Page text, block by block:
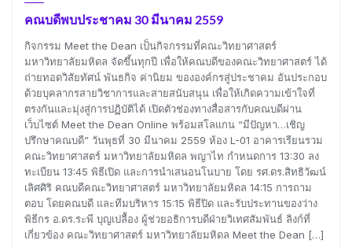
คณบดีพบประชาคม 30 มีนาคม 2559
กิจกรรม Meet the Dean เป็นกิจกรรมที่คณะวิทยาศาสตร์
มหาวิทยาลัยมหิดล จัดขึ้นทุกปี เพื่อให้คณบดีของคณะวิทยาศาสตร์ ได้
ถ่ายทอดวิสัยทัศน์ พันธกิจ ค่านิยม ขององค์กรสู่ประชาคม อันประกอบ
ด้วยบุคลากรสายวิชาการและสายสนับสนุน เพื่อให้เกิดความเข้าใจที่
ตรงกันและมุ่งสู่การปฏิบัติได้ เปิดตัวช่องทางสื่อสารกับคณบดีผ่าน
เว็บไซต์ Meet the Dean Online พร้อมสโลแกน “มีปัญหา…เชิญ
ปรึกษาคณบดี” วันพุธที่ 30 มีนาคม 2559 ห้อง L-01 อาคารเรียนรวม
คณะวิทยาศาสตร์ มหาวิทยาลัยมหิดล พญาไท กำหนดการ 13:30 ลง
ทะเบียน 13:45 พิธีเปิด และการนำเสนอนโนบาย โดย รศ.ดร.สิทธิวัฒน์
เลิศศิริ คณบดีคณะวิทยาศาสตร์ มหาวิทยาลัยมหิดล 14:15 การถาม
ตอบ โดยคณบดี และทีมบริหาร 15:15 พิธีปิด และรับประทานของว่าง
พิธีกร อ.ดร.ระพี บุญเปลื้อง ผู้ช่วยอธิการบดีฝ่ายวิเทศสัมพันธ์ ลิงก์ที่
เกี่ยวข้อง คณะวิทยาศาสตร์ มหาวิทยาลัยมหิดล Meet the Dean […]